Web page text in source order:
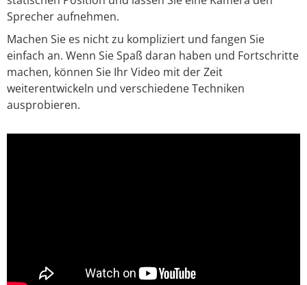
Sprecher aufnehmen.
Machen Sie es nicht zu kompliziert und fangen Sie
einfach an. Wenn Sie Spaß daran haben und Fortschritte
machen, können Sie Ihr Video mit der Zeit
weiterentwickeln und verschiedene Techniken
ausprobieren.